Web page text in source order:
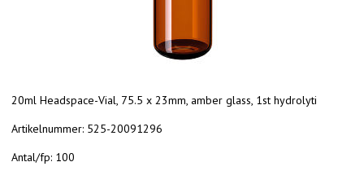
20ml Headspace-Vial, 75.5 x 23mm, amber glass, 1st hydrolyti
Artikelnummer: 525-20091296
Antal/fp: 100